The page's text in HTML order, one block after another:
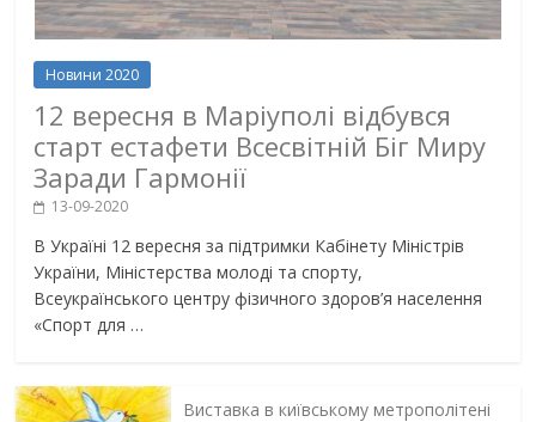
Новини 2020
12 вересня в Маріуполі відбувся
старт естафети Всесвітній Біг Миру
Заради Гармонії
13-09-2020
В Україні 12 вересня за підтримки Кабінету Міністрів
України, Міністерства молоді та спорту,
Всеукраїнського центру фізичного здоров’я населення
«Спорт для …
Виставка в київському метрополітені